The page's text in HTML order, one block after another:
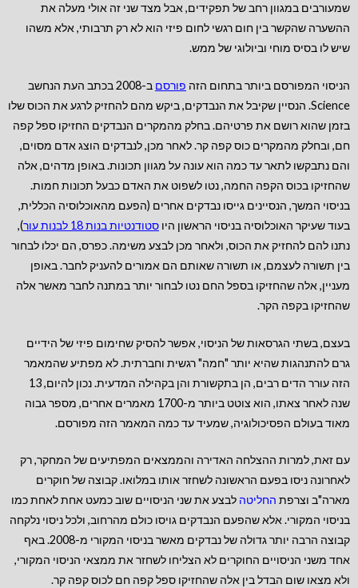
שמעורבים במגוון רחב של תפקידים, אבל מצד שני זה אולי מעלה את
ההשערה שהקשר בין חום רגשי לחום פיזי הוא לא רק תרבותי, אלא משהו
שיש לו בסיס מוחי וביולוגי של ממש.
הניסוי המפורסם ביותר בתחום הזה פורסם
ב-2008 בכתב העת הנחשב
Science. הנסיין שקיבל את הנבדקים, ביקש מהם להחזיק לרגע את הכוס שלו
בזמן שהוא רושם את פרטיהם. בחלק מהמקרים הנבדקים החזיקו ספל קפה
חם, ובחלק מהמקרים כוס קפה קר. לאחר מכן, לנבדקים הוצג אדם מסוים,
והם נתבקשו לתאר עד כמה הוא עונה על מגוון תכונות. באופן מדהים, אלה
שהחזיקו בכוס הקפה החמה, נטו לשפוט את האדם כבעל תכונות חמות.
בניסוי המשך, הנסיינים גייסו נבדקים אחרים (הפעם מהאוכלוסיה הכללית,
בעוד שעיקר האוכלוסיה בניסוי הראשון היוסטודנטיות בנות 18 לבנות עור
),
נתנו להם להחזיק את הכוס, ולאחר מכן לבצע משימה. כפרס, הם יכלו לבחור
בין תשורה לעצמם, או תשורה שאותם הם אמורים להעניק לחבר. באופן
מעניין, אלה שהחזיקו בספל החם נטו לבחור יותר במתנה לחבר מאשר אלה
שהחזיקו בקפה הקר.
בעצם, בשתי הגרסאות של הניסוי, אפשר להסיק שחימום פיזי של הידיים
גרם להתנהגות שהיא יותר "חמה" רגשית וחברתית. לא מפתיע שהמאמר
הזה עורר הדים רבים, הן בתקשורת והן בקהילה המדעית. נכון להיום, 13
שנה לאחר צאתו, הוא צוטט ביותר מ-1700 מאמרים אחרים, מספר גבוה
מאוד בעולם הפסיכולוגיה, שמעיד עד כמה המאמר הזה מפורסם.
עם זאת, למרות ההצלחה האדירה והממצאים המפתיעים של המחקר, רק
לאחרונה ניסו בפעם הראשונה לשחזר אותו במלואו. קבוצה של חוקרים
מארה"ב וצרפת החליטה לבצע את שני הניסויים שוב כמעט אחת לאחת כמו
בניסוי המקורי. אלא שהפעם הנבדקים גויסו כולם מהרחוב, ולכל ניסוי נלקחה
קבוצה הרבה יותר גדולה של נבדקים מאשר בניסוי המקורי מ-2008. באף
אחד משני הניסויים החוקרים לא הצליחו לשחזר את ממצאי הניסוי המקורי,
ולא מצאו שום הבדל בין אלה שהחזיקו ספל קפה חם לכוס קפה קר.